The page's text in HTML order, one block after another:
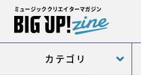
ミュージッククリエイターマガジン
カテゴリ